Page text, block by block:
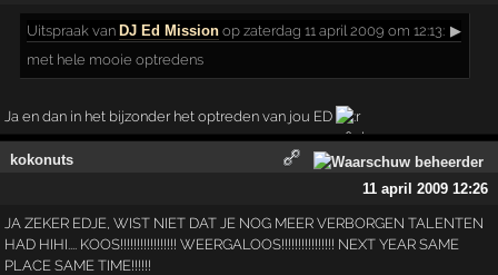
Uitspraak van DJ Ed Mission op zaterdag 11 april 2009 om 12:13: ▶
met hele mooie optredens
Ja en dan in het bijzonder het optreden van jou ED
kokonuts
11 april 2009 12:26
JA ZEKER EDJE, WIST NIET DAT JE NOG MEER VERBORGEN TALENTEN
HAD HIHI.... KOOS!!!!!!!!!!!!!!!!! WEERGALOOS!!!!!!!!!!!!!!!! NEXT YEAR SAME
PLACE SAME TIME!!!!!!